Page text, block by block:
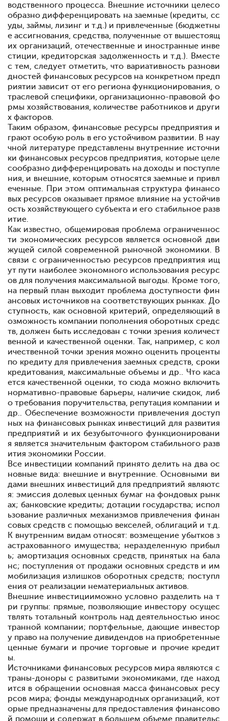
водственного процесса. Внешние источники целесо
образно дифференцировать на заемные (кредиты, сс
уды, займы, лизинг и т.д.) и привлеченные (бюджетны
е ассигнования, средства, полученные от вышестоящ
их организаций, отечественные и иностранные инве
стиции, кредиторская задолженность и т.д.). Вместе
с тем, следует отметить, что вариативность разнови
дностей финансовых ресурсов на конкретном предп
риятии зависит от его региона функционирования, о
траслевой специфики, организационно-правовой фо
рмы хозяйствования, количестве работников и други
х факторов.
Таким образом, финансовые ресурсы предприятия и
грают особую роль в его устойчивом развитии. В нау
чной литературе представлены внутренние источни
ки финансовых ресурсов предприятия, которые целе
сообразно дифференцировать на доходы и поступле
ния, и внешние, которым относятся заемные и привл
еченные. При этом оптимальная структура финансо
вых ресурсов оказывает прямое влияние на устойчив
ость хозяйствующего субъекта и его стабильное разв
итие.
Как известно, общемировая проблема ограниченнос
ти экономических ресурсов является основной дви
жущей силой современной рыночной экономики. В
связи с ограниченностью ресурсов предприятия ищ
ут пути наиболее экономного использования ресурс
ов для получения максимальной выгоды. Кроме того,
на первый план выходит проблема доступности фин
ансовых источников на соответствующих рынках. До
ступность, как основной критерий, определяющий в
озможность компании пополнения оборотных средс
тв, должен быть исследован с точки зрения количест
венной и качественной оценки. Так, например, с кол
ичественной точки зрения можно оценить проценты
по кредиту для привлечения заемных средств, сроки
кредитования, максимальные объемы и др.. Что каса
ется качественной оценки, то сюда можно включить
нормативно-правовые барьеры, наличие скидок, либ
о требования поручительства, репутация компании и
др.. Обеспечение возможности привлечения доступ
ных на финансовых рынках инвестиций для развития
предприятий и их безубыточного функционировани
я является значительным фактором стабильного разв
ития экономики России.
Все инвестиции компаний принято делить на два ос
новные вида: внешние и внутренние. Основными ви
дами внешних инвестиций для предприятий являютс
я: эмиссия долевых ценных бумаг на фондовых рынк
ах; банковские кредиты; дотации государства; испол
ьзование различных механизмов привлечения финан
совых средств с помощью векселей, облигаций и т.д.
К внутренним видам относят: возмещение убытков з
астрахованного имущества; неразделенную прибыл
ь; амортизация основных средств, принятых на бала
нс; поступления от продажи основных средств и им
мобилизация излишков оборотных средств; поступл
ения от реализации нематериальных активов.
Внешние инвестицииможно условно разделить на т
ри группы: прямые, позволяющие инвестору осущес
твлять тотальный контроль над деятельностью инос
транной компании; портфельные, дающие инвестор
у право на получение дивидендов на приобретенные
ценные бумаги и прочиеторговые и прочие кредит
ы.
Источниками финансовых ресурсов мира являются с
траны-доноры с развитыми экономиками, где наход
ится в обращении основная масса финансовых ресу
рсов мира; фонды международных организаций, кот
орые предназначены для предоставления финансово
й помощи и содержат в большем объеме правительс